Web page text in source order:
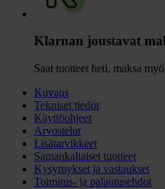
Klarnan joustavat
Saat tuotteet heti, maksa
Kuvaus
Tekniset tiedot
Käyttöohjeet
Arvostelut
Lisätarvikkeet
Samankaltaiset tuotteet
Kysymykset ja vastaukset
Toimitus- ja palautusehdot